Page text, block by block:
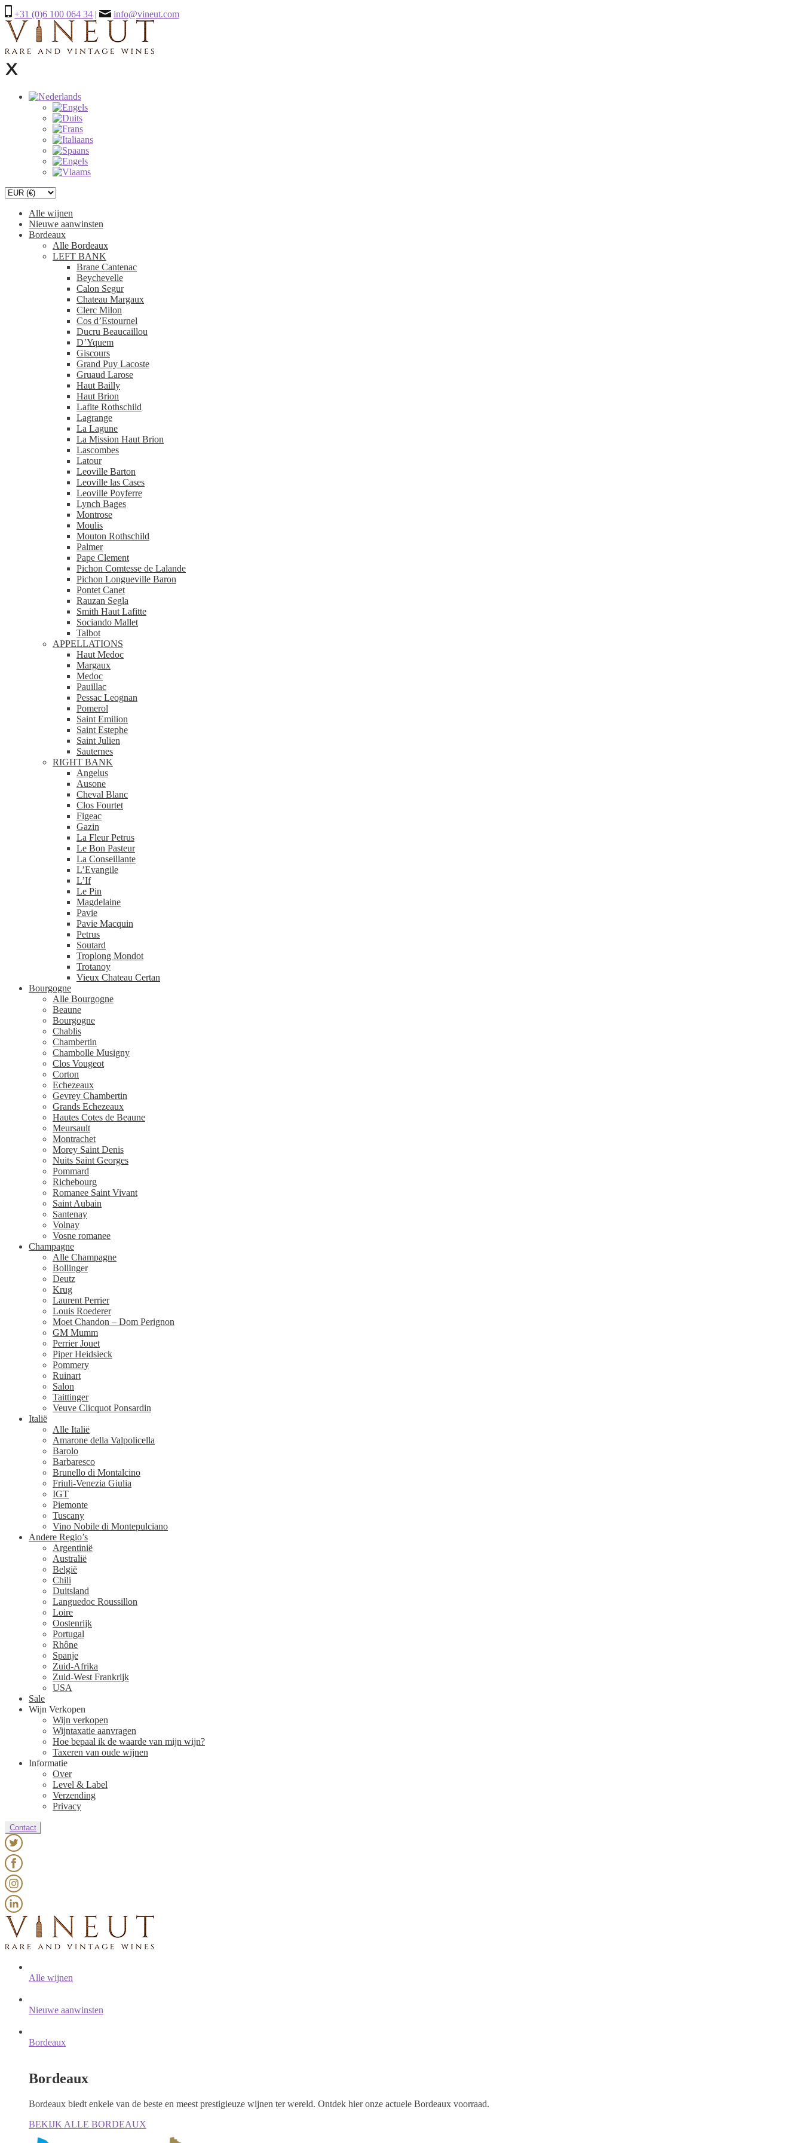
+31 (0)6 100 064 34 | info@vineut.com
Alle wijnen
Nieuwe aanwinsten
Bordeaux
Alle Bordeaux
LEFT BANK
Brane Cantenac
Beychevelle
Calon Segur
Chateau Margaux
Clerc Milon
Cos d’Estournel
Ducru Beaucaillou
D’Yquem
Giscours
Grand Puy Lacoste
Gruaud Larose
Haut Bailly
Haut Brion
Lafite Rothschild
Lagrange
La Lagune
La Mission Haut Brion
Lascombes
Latour
Leoville Barton
Leoville las Cases
Leoville Poyferre
Lynch Bages
Montrose
Moulis
Mouton Rothschild
Palmer
Pape Clement
Pichon Comtesse de Lalande
Pichon Longueville Baron
Pontet Canet
Rauzan Segla
Smith Haut Lafitte
Sociando Mallet
Talbot
APPELLATIONS
Haut Medoc
Margaux
Medoc
Pauillac
Pessac Leognan
Pomerol
Saint Emilion
Saint Estephe
Saint Julien
Sauternes
RIGHT BANK
Angelus
Ausone
Cheval Blanc
Clos Fourtet
Figeac
Gazin
La Fleur Petrus
Le Bon Pasteur
La Conseillante
L’Evangile
L’If
Le Pin
Magdelaine
Pavie
Pavie Macquin
Petrus
Soutard
Troplong Mondot
Trotanoy
Vieux Chateau Certan
Bourgogne
Alle Bourgogne
Beaune
Bourgogne
Chablis
Chambertin
Chambolle Musigny
Clos Vougeot
Corton
Echezeaux
Gevrey Chambertin
Grands Echezeaux
Hautes Cotes de Beaune
Meursault
Montrachet
Morey Saint Denis
Nuits Saint Georges
Pommard
Richebourg
Romanee Saint Vivant
Saint Aubain
Santenay
Volnay
Vosne romanee
Champagne
Alle Champagne
Bollinger
Deutz
Krug
Laurent Perrier
Louis Roederer
Moet Chandon – Dom Perignon
GM Mumm
Perrier Jouet
Piper Heidsieck
Pommery
Ruinart
Salon
Taittinger
Veuve Clicquot Ponsardin
Italië
Alle Italië
Amarone della Valpolicella
Barolo
Barbaresco
Brunello di Montalcino
Friuli-Venezia Giulia
IGT
Piemonte
Tuscany
Vino Nobile di Montepulciano
Andere Regio’s
Argentinië
Australië
België
Chili
Duitsland
Languedoc Roussillon
Loire
Oostenrijk
Portugal
Rhône
Spanje
Zuid-Afrika
Zuid-West Frankrijk
USA
Sale
Wijn Verkopen
Wijn verkopen
Wijntaxatie aanvragen
Hoe bepaal ik de waarde van mijn wijn?
Taxeren van oude wijnen
Informatie
Over
Level & Label
Verzending
Privacy
Contact
Alle wijnen
Nieuwe aanwinsten
Bordeaux
Bordeaux
Bordeaux biedt enkele van de beste en meest prestigieuze wijnen ter wereld. Ontdek hier onze actuele Bordeaux voorraad.
BEKIJK ALLE BORDEAUX